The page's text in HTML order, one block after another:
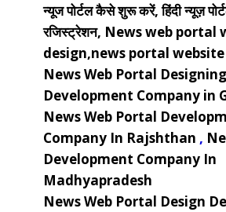
न्यूज पोर्टल कैसे शुरू करें, हिंदी न्यूज़
रजिस्ट्रेशन, News web portal
design,news portal
News Web Portal Designing
Development Company in
News Web Portal
Company In Rajshthan ,
Development Company In
Madhyapradesh
News Web Portal Design